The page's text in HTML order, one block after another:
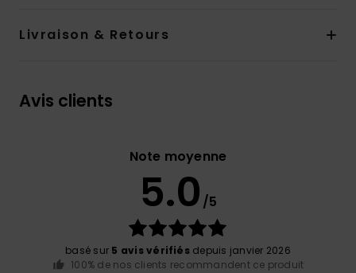
Livraison & Retours
Avis clients
Note moyenne
5.0 /5
basé sur 5 avis vérifiésdepuis janvier 2026
100% de nos clients recommandent ce produit